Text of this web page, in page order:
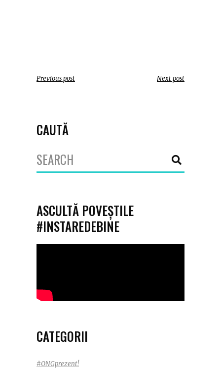
Previous post Next post
CAUTĂ
Search
for:
ASCULTĂ POVEȘTILE
#INSTAREDEBINE
CATEGORII
#ONGprezent!